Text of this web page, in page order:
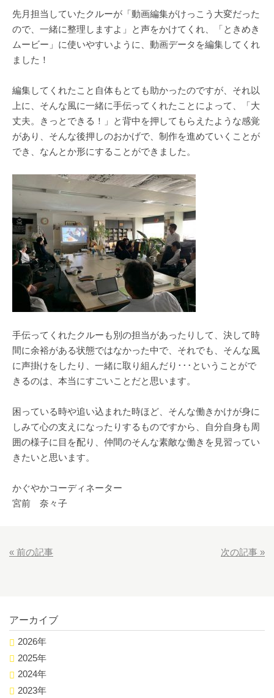
先月担当していたクルーが「動画編集がけっこう大変だった
ので、一緒に整理しますよ」と声をかけてくれ、「ときめき
ムービー」に使いやすいように、動画データを編集してくれ
ました！
編集してくれたこと自体もとても助かったのですが、それ以
上に、そんな風に一緒に手伝ってくれたことによって、「大
丈夫。きっとできる！」と背中を押してもらえたような感覚
があり、そんな後押しのおかげで、制作を進めていくことが
でき、なんとか形にすることができました。
手伝ってくれたクルーも別の担当があったりして、決して時
間に余裕がある状態ではなかった中で、それでも、そんな風
に声掛けをしたり、一緒に取り組んだり･･･ということがで
きるのは、本当にすごいことだと思います。
困っている時や追い込まれた時ほど、そんな働きかけが身に
しみて心の支えになったりするものですから、自分自身も周
囲の様子に目を配り、仲間のそんな素敵な働きを見習ってい
きたいと思います。
かぐやかコーディネーター
宮前 奈々子
« 前の記事 次の記事 »
アーカイブ
2026年
2025年
2024年
2023年